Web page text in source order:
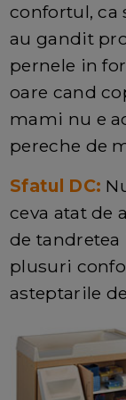
confortul, ca
au gandit
pernele in
oare cand
mami nu e
pereche de
Sfatul DC:
ceva atat de
de
plusuri
asteptarile